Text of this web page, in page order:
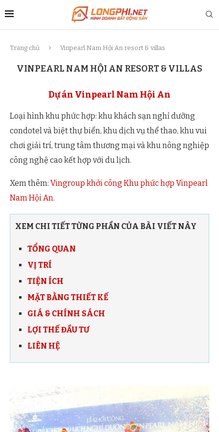
Trang chủ Vinpearl Nam Hội An resort & villas
VINPEARL NAM HỘI AN RESORT & VILLAS
Dự án Vinpearl Nam Hội An
Loại hình khu phức hợp: khu khách sạn nghỉ dưỡng
condotel và biệt thự biển, khu dịch vụ thể thao, khu vui
chơi giải trí, trung tâm thương mại và khu nông nghiệp
công nghệ cao kết hợp với du lịch.
Xem thêm: Vingroup khởi công Khu phức hợp Vinpearl
Nam Hội An.
XEM CHI TIẾT TỪNG PHẦN CỦA BÀI VIẾT NÀY
TỔNG QUAN
VỊ TRÍ
TIỆN ÍCH
MẶT BẰNG THIẾT KẾ
GIÁ & CHÍNH SÁCH
LỢI THẾ ĐẦU TƯ
LIÊN HỆ